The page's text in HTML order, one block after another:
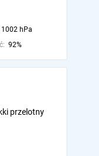
1002 hPa
92%
przelotny